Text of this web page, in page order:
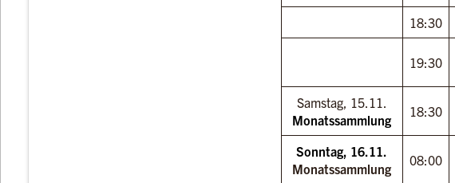
18:30
19:30
Samstag, 15.11.
Monatssammlung
18:30
Sonntag, 16.11.
Monatssammlung
08:00